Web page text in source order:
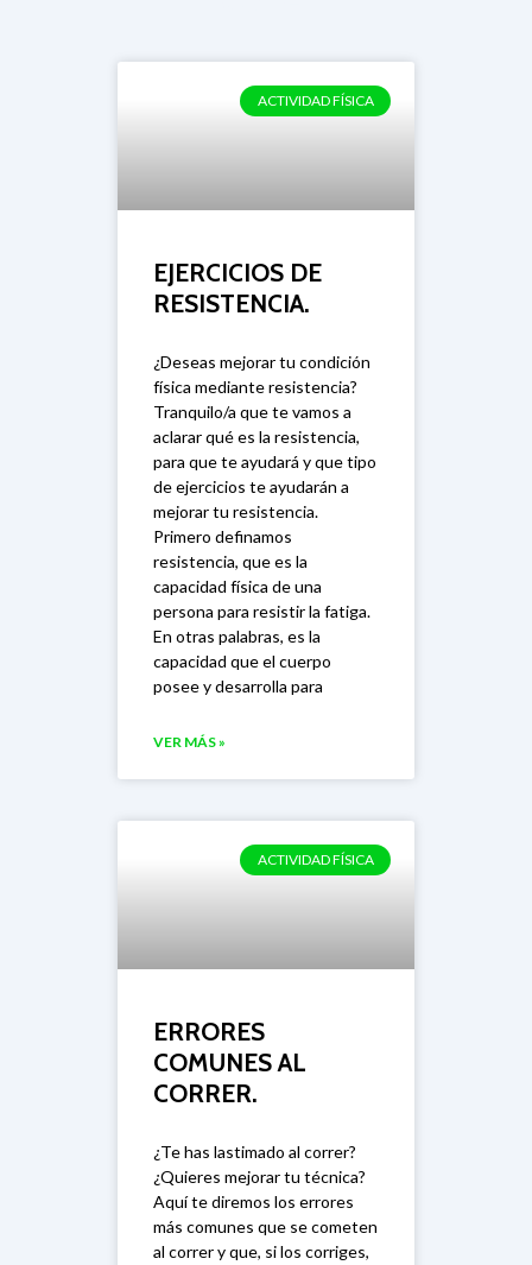
ACTIVIDAD FÍSICA
EJERCICIOS DE
RESISTENCIA.
¿Deseas mejorar tu condición
física mediante resistencia?
Tranquilo/a que te vamos a
aclarar qué es la resistencia,
para que te ayudará y que tipo
de ejercicios te ayudarán a
mejorar tu resistencia.
Primero definamos
resistencia, que es la
capacidad física de una
persona para resistir la fatiga.
En otras palabras, es la
capacidad que el cuerpo
posee y desarrolla para
VER MÁS »
ACTIVIDAD FÍSICA
ERRORES
COMUNES AL
CORRER.
¿Te has lastimado al correr?
¿Quieres mejorar tu técnica?
Aquí te diremos los errores
más comunes que se cometen
al correr y que, si los corriges,